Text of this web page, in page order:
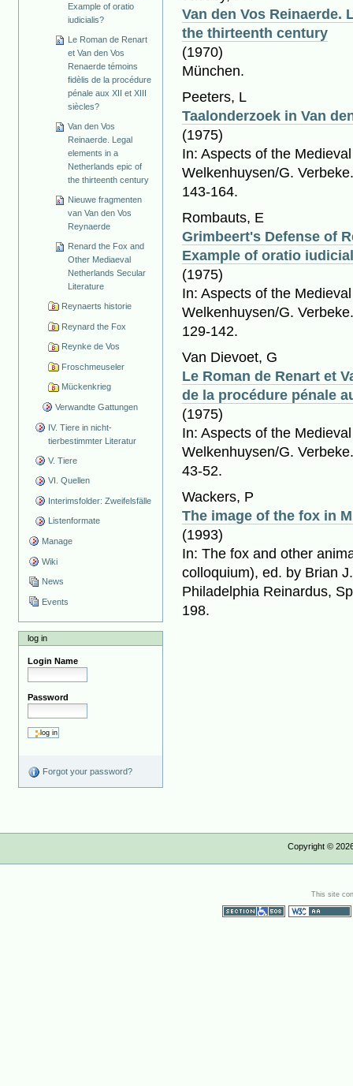
Example of oratio
iudicialis?
Le Roman de Renart
et Van den Vos
Renaerde témoins
fidèlis de la procédure
pénale aux XII et XIII
siècles?
Van den Vos
Reinaerde. Legal
elements in a
Netherlands epic of
the thirteenth century
Nieuwe fragmenten
van Van den Vos
Reynaerde
Renard the Fox and
Other Mediaeval
Netherlands Secular
Literature
Reynaerts historie
Reynard the Fox
Reynke de Vos
Froschmeuseler
Mückenkrieg
Verwandte Gattungen
IV. Tiere in nicht-
tierbestimmter Literatur
V. Tiere
VI. Quellen
Interimsfolder: Zweifelsfälle
Listenformate
Manage
Wiki
News
Events
log in
Login Name
Password
Forgot your password?
Van den Vos Reinaerde.
the thirteenth century
(1970)
München.
Peeters, L
Taalonderzoek in Van
(1975)
In: Aspects of the
Welkenhuysen/G.
143-164.
Rombauts, E
Grimbeert's Defense of
Example of oratio
(1975)
In: Aspects of the
Welkenhuysen/G.
129-142.
Van Dievoet, G
Le Roman de Renart et
de la procédure pénale
(1975)
In: Aspects of the
Welkenhuysen/G.
43-52.
Wackers, P
The image of the fox in
(1993)
In: The fox and other
colloquium), ed. by Brian
Philadelphia Reinardus,
198.
Copyright ©
This site